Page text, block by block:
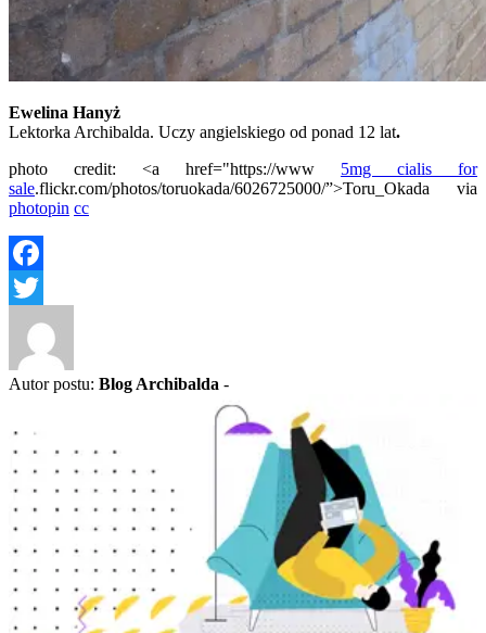
Ewelina Hanyż
Lektorka Archibalda. Uczy angielskiego od ponad 12 lat.
photo credit: <a href="https://www 5mg cialis for
sale.flickr.com/photos/toruokada/6026725000/”>Toru_Okada via
photopin cc
Facebook
Twitter
Autor postu: Blog Archibalda -